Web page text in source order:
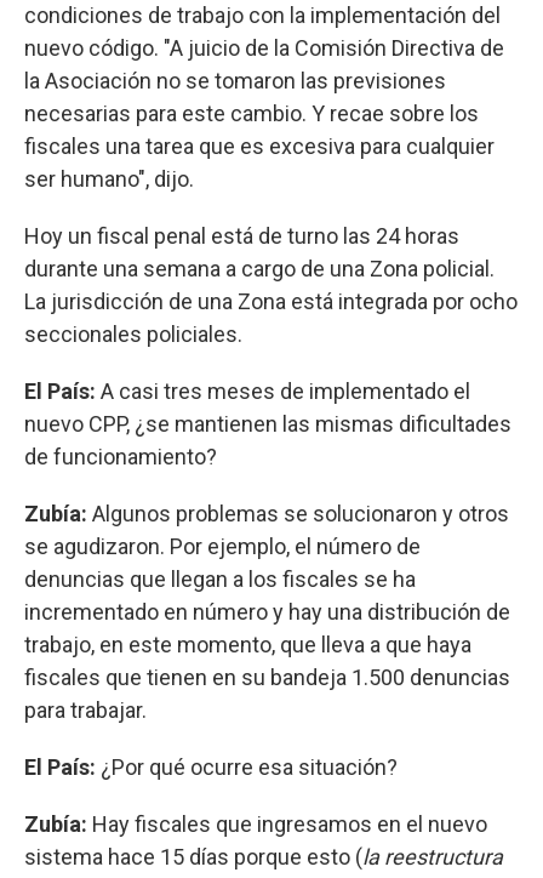
condiciones de trabajo con la implementación del
nuevo código. "A juicio de la Comisión Directiva de
la Asociación no se tomaron las previsiones
necesarias para este cambio. Y recae sobre los
fiscales una tarea que es excesiva para cualquier
ser humano", dijo.
Hoy un fiscal penal está de turno las 24 horas
durante una semana a cargo de una Zona policial.
La jurisdicción de una Zona está integrada por ocho
seccionales policiales.
El País: A casi tres meses de implementado el
nuevo CPP, ¿se mantienen las mismas dificultades
de funcionamiento?
Zubía: Algunos problemas se solucionaron y otros
se agudizaron. Por ejemplo, el número de
denuncias que llegan a los fiscales se ha
incrementado en número y hay una distribución de
trabajo, en este momento, que lleva a que haya
fiscales que tienen en su bandeja 1.500 denuncias
para trabajar.
El País: ¿Por qué ocurre esa situación?
Zubía: Hay fiscales que ingresamos en el nuevo
sistema hace 15 días porque esto (la reestructura